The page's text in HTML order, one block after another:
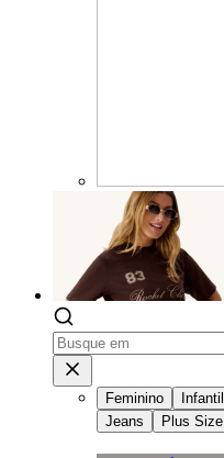
Feminino Infantil
Jeans
Plus Size